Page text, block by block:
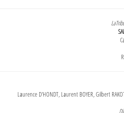
Laurence D'HONDT, Laurent BOYER, Gilbert